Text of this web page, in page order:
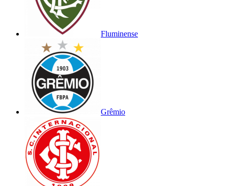
Fluminense
Grêmio